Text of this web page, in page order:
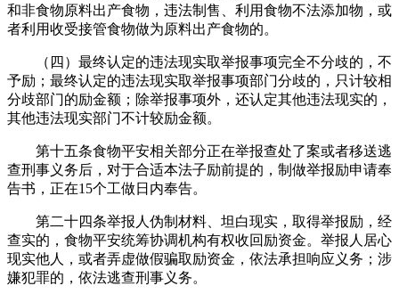
和非食物原料出产食物，违法制售、利用食物不法添加物，或
者利用收受接管食物做为原料出产食物的。
（四）最终认定的违法现实取举报事项完全不分歧的，不
予励；最终认定的违法现实取举报事项部门分歧的，只计较相
分歧部门的励金额；除举报事项外，还认定其他违法现实的，
其他违法现实部门不计较励金额。
第十五条食物平安相关部分正在举报查处了案或者移送逃
查刑事义务后，对于合适本法子励前提的，制做举报励申请奉
告书，正在15个工做日内奉告。
第二十四条举报人伪制材料、坦白现实，取得举报励，经
查实的，食物平安统筹协调机构有权收回励资金。举报人居心
现实他人，或者弄虚做假骗取励资金，依法承担响应义务；涉
嫌犯罪的，依法逃查刑事义务。